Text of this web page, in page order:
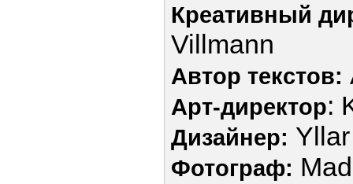
Креативный
Villmann
Автор текстов:
Арт-директор:
Дизайнер:
Фотограф: